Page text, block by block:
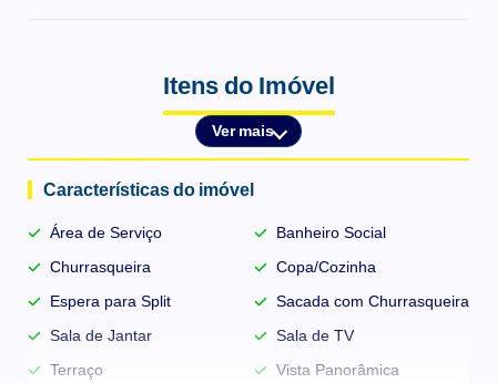
salão de jogos, área de lazer, piscina aquecida, playground,
Empreendimento com projeto para todos os momentos da sua
vida, você perto de tudo, inclusive da tranquilidade.
Itens do Imóvel
Ver mais
Características do imóvel
Área de Serviço
Banheiro Social
Churrasqueira
Copa/Cozinha
Espera para Split
Sacada com Churrasqueira
Sala de Jantar
Sala de TV
Terraço
Vista Panorâmica